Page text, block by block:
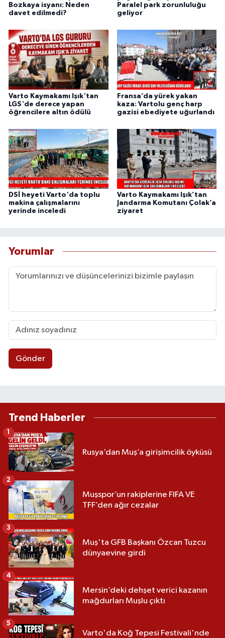
Bozkaya isyanı: Neden
davet edilmedi?
Paralel park zorunluluğu
geliyor
Varto Kaymakamı Işık'tan
LGS'de derece yapan
öğrencilere altın ödülü
Fransa’da yürek yakan
kaza: Vartolu genç harp
gazisi ebediyete uğurlandı
DSİ heyeti Varto'da toplu
makina çalışmalarını
yerinde inceledi
Varto Kaymakamı Işık’tan
Jandarma Komutanı Çolak’a
ziyaret
Yorumlar
Gönder
Trend Haberler
Rusya’dan Muş’a girişimcilik öyküsü
Muşspor’un rakiplerine FIFA VE
TFF’den ağır cezalar
2
Muş'ta GFB Başkanı Özcan Tuzcu
dünyaevine girdi
3
Mersin’deki dehşet verici kazanın
mağdurları Muşlu çıktı
4
Varto'da Koğ Tepesi Festivali'nde
5